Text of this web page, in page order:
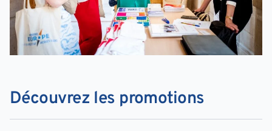
Découvrez les promotions